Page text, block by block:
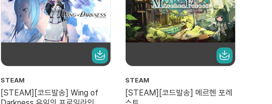
STEAM
[STEAM][코드발송] Wing of
STEAM
[STEAM][코드발송] 메르헨 포레